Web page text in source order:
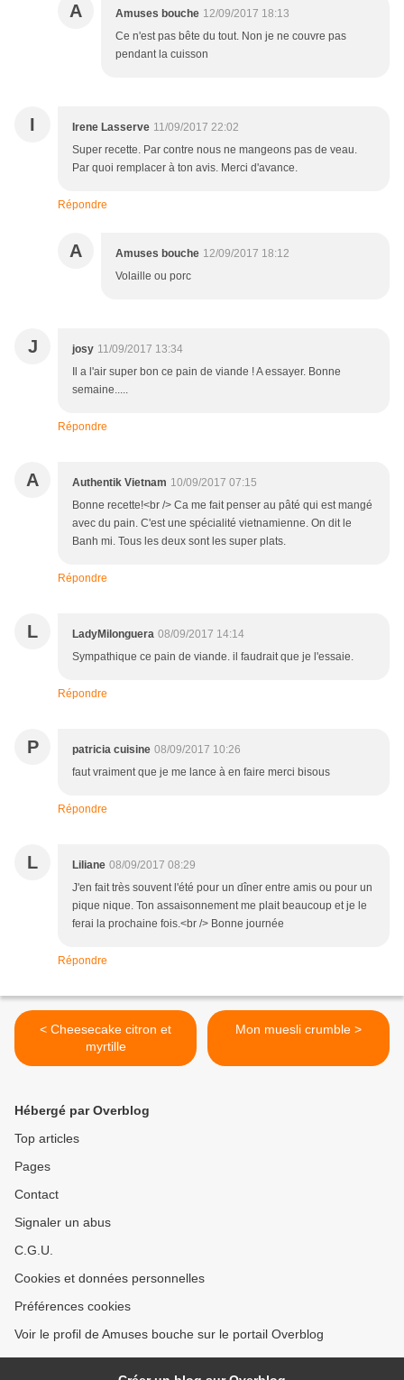
A Amuses bouche 12/09/2017 18:13
Ce n'est pas bête du tout. Non je ne couvre pas
pendant la cuisson
I Irene Lasserve 11/09/2017 22:02
Super recette. Par contre nous ne mangeons pas de veau.
Par quoi remplacer à ton avis. Merci d'avance.
Répondre
A Amuses bouche 12/09/2017 18:12
Volaille ou porc
J josy 11/09/2017 13:34
Il a l'air super bon ce pain de viande ! A essayer. Bonne
semaine.....
Répondre
A Authentik Vietnam 10/09/2017 07:15
Bonne recette!<br /> Ca me fait penser au pâté qui est mangé
avec du pain. C'est une spécialité vietnamienne. On dit le
Banh mi. Tous les deux sont les super plats.
Répondre
L LadyMilonguera 08/09/2017 14:14
Sympathique ce pain de viande. il faudrait que je l'essaie.
Répondre
P patricia cuisine 08/09/2017 10:26
faut vraiment que je me lance à en faire merci bisous
Répondre
L Liliane 08/09/2017 08:29
J'en fait très souvent l'été pour un dîner entre amis ou pour un
pique nique. Ton assaisonnement me plait beaucoup et je le
ferai la prochaine fois.<br /> Bonne journée
Répondre
< Cheesecake citron et
myrtille
Mon muesli crumble >
Hébergé par Overblog
Top articles
Pages
Contact
Signaler un abus
C.G.U.
Cookies et données personnelles
Préférences cookies
Voir le profil de Amuses bouche sur le portail Overblog